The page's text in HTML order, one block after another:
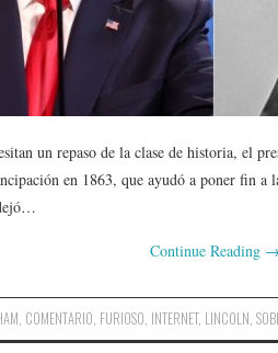
un repaso de la clase de historia, el
en 1863, que ayudó a poner fin a
Continue Reading →
COMENTARIO FURIOSO INTERNET, LINCOLN ,